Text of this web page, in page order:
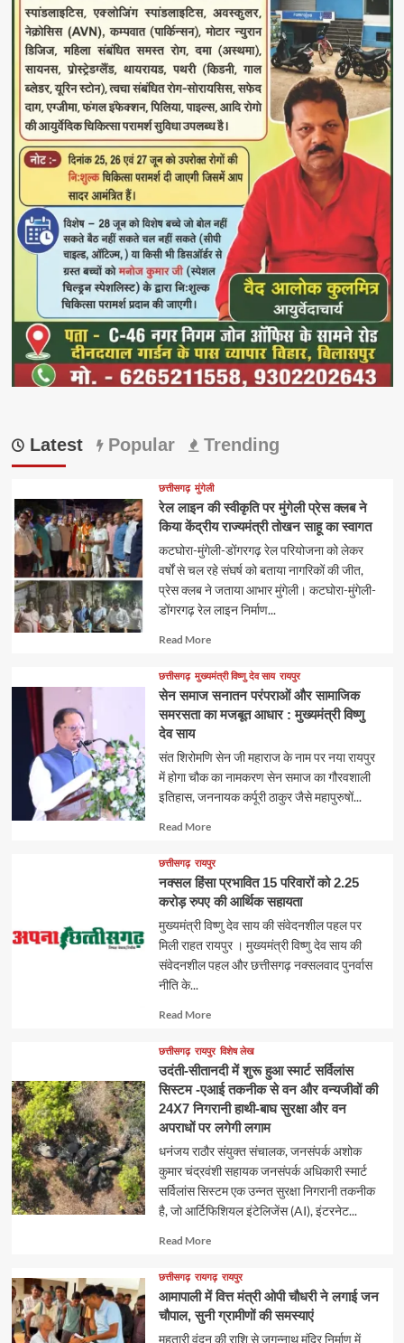
Latest Popular Trending
छत्तीसगढ़ मुंगेली
रेल लाइन की स्वीकृति पर मुंगेली प्रेस क्लब ने
किया केंद्रीय राज्यमंत्री तोखन साहू का स्वागत
कटघोरा-मुंगेली-डोंगरगढ़ रेल परियोजना को लेकर
वर्षों से चल रहे संघर्ष को बताया नागरिकों की जीत,
प्रेस क्लब ने जताया आभार मुंगेली। कटघोरा-मुंगेली-
डोंगरगढ़ रेल लाइन निर्माण...
Read MoreRead
about
छत्तीसगढ़ मुख्यमंत्री विष्णु देव साय रायपुर
सेन समाज सनातन परंपराओं और सामाजिक
समरसता का मजबूत आधार : मुख्यमंत्री विष्णु
देव साय
संत शिरोमणि सेन जी महाराज के नाम पर नया रायपुर
में होगा चौक का नामकरण सेन समाज का गौरवशाली
इतिहास, जननायक कर्पूरी ठाकुर जैसे महापुरुषों...
Read MoreRead
about
छत्तीसगढ़ रायपुर
नक्सल हिंसा प्रभावित 15 परिवारों को 2.25
करोड़ रुपए की आर्थिक सहायता
मुख्यमंत्री विष्णु देव साय की संवेदनशील पहल पर
मिली राहत रायपुर । मुख्यमंत्री विष्णु देव साय की
संवेदनशील पहल और छत्तीसगढ़ नक्सलवाद पुनर्वास
नीति के...
Read MoreRead
about
छत्तीसगढ़ रायपुर विशेष लेख
उदंती-सीतानदी में शुरू हुआ स्मार्ट सर्विलांस
सिस्टम -एआई तकनीक से वन और वन्यजीवों की
24X7 निगरानी हाथी-बाघ सुरक्षा और वन
अपराधों पर लगेगी लगाम
धनंजय राठौर संयुक्त संचालक, जनसंपर्क अशोक
कुमार चंद्रवंशी सहायक जनसंपर्क अधिकारी स्मार्ट
सर्विलांस सिस्टम एक उन्नत सुरक्षा निगरानी तकनीक
है, जो आर्टिफिशियल इंटेलिजेंस (AI), इंटरनेट...
Read MoreRead
about
छत्तीसगढ़ रायगढ़ रायपुर
आमापाली में वित्त मंत्री ओपी चौधरी ने लगाई जन
चौपाल, सुनी ग्रामीणों की समस्याएं
महतारी वंदन की राशि से जगन्नाथ मंदिर निर्माण में